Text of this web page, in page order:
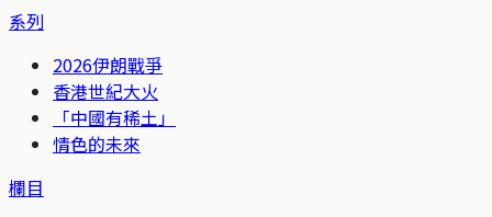
系列
2026伊朗戰爭
香港世紀大火
「中國有稀土」
情色的未來
欄目